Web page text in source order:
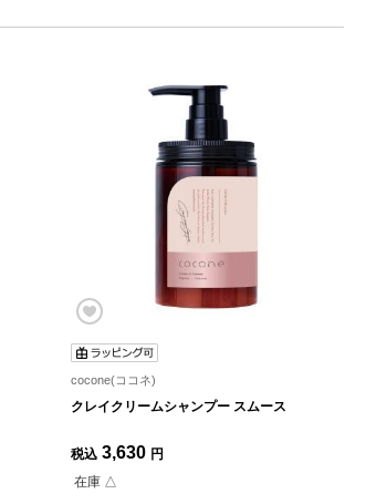
cocone(ココネ)
クレイクリームシャンプー スムース
税込 3,630 円
在庫 △